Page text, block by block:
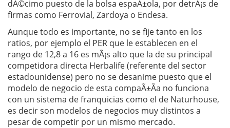
dÃ©cimo puesto de la bolsa espaÃ±ola, por detrÃ¡s de
firmas como Ferrovial, Zardoya o Endesa.
Aunque todo es importante, no se fije tanto en los
ratios, por ejemplo el PER que le establecen en el
rango de 12,8 a 16 es mÃ¡s alto que la de su principal
competidora directa Herbalife (referente del sector
estadounidense) pero no se desanime puesto que el
modelo de negocio de esta compaÃ±Ã­a no funciona
con un sistema de franquicias como el de Naturhouse,
es decir son modelos de negocios muy distintos a
pesar de competir por un mismo mercado.